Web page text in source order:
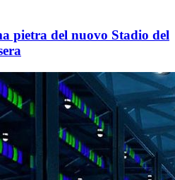
pietra del nuovo Stadio del